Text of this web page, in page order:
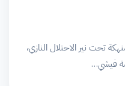
تحت نير الاحتلال النازي،
فيشي…